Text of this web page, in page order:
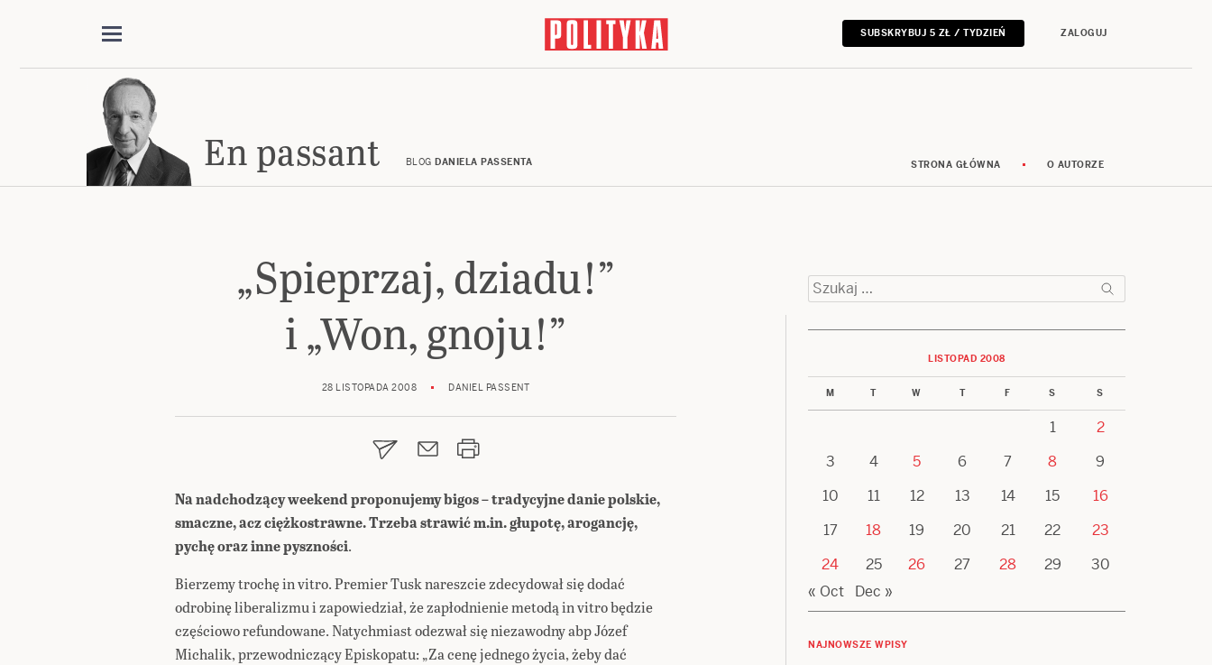
SUBSKRYBUJ 5 ZŁ / TYDZIEŃ ZALOGUJ
En passant BLOG DANIELA PASSENTA STRONA GŁÓWNA O AUTORZE
„Spieprzaj, dziadu!”
i „Won, gnoju!”
28 LISTOPADA 2008 DANIEL PASSENT
Na nadchodzący weekend proponujemy bigos – tradycyjne danie polskie,
smaczne, acz ciężkostrawne. Trzeba strawić m.in. głupotę, arogancję,
pychę oraz inne pyszności.
Bierzemy trochę in vitro. Premier Tusk nareszcie zdecydował się dodać
odrobinę liberalizmu i zapowiedział, że zapłodnienie metodą in vitro będzie
częściowo refundowane. Natychmiast odezwał się niezawodny abp Józef
Michalik, przewodniczący Episkopatu: „Za cenę jednego życia, żeby dać
Szukaj:
LISTOPAD 2008
M T W T F S S
1
2
3
4 5 6 7 8
9
10
11 12 13 14 15
16
17
18 19 20 21 22
23
24
25 26 27 28 29
30
« Oct
Dec »
NAJNOWSZE WPISY